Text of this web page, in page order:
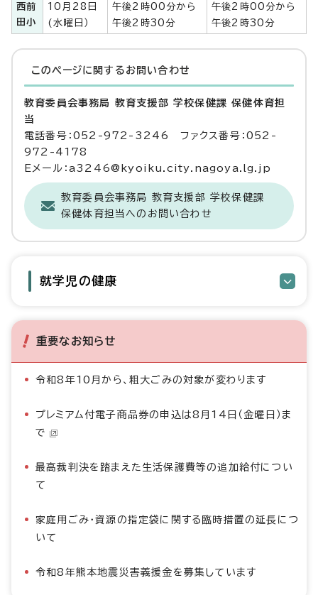
西前
田小
10月28日
(水曜日）
午後2時00分から
午後2時30分
午後2時00分から
午後2時30分
このページに関する お問い合わせ
教育委員会事務局 教育支援部 学校保健課 保健体育担
当
電話番号：052-972-3246 ファクス番号：052-
972-4178
Eメール：a3246@kyoiku.city.nagoya.lg.jp
教育委員会事務局 教育支援部 学校保健課
保健体育担当へのお問い合わせ
就学児の健康
重要なお知らせ
令和8年10月から、粗大ごみの対象が変わります
プレミアム付電子商品券の申込は8月14日（金曜日）ま
で
最高裁判決を踏まえた生活保護費等の追加給付につい
て
家庭用ごみ・資源の指定袋に関する臨時措置の延長につ
いて
令和8年熊本地震災害義援金を募集しています